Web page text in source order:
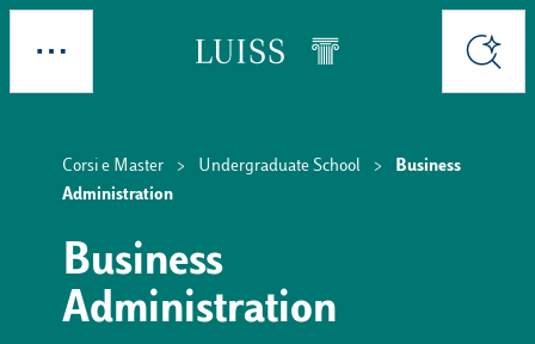
Skip to main content
Cerca
Corsi e Master Undergraduate School
Business
Administration
Business
Administration